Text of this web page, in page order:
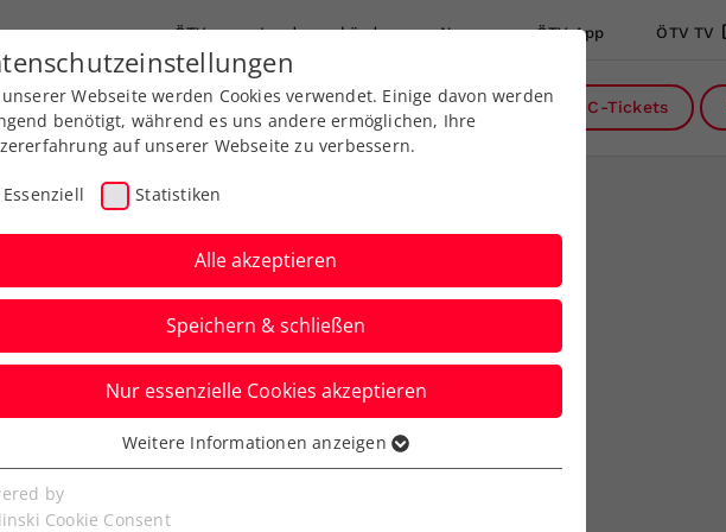
ÖTV Landesverbände News ÖTV App ÖTV TV
Ausbildungen Services Über uns DC-Tickets
in Paris
Webseite werden Cookies verwendet. Einige davon werden
benötigt, während es uns andere ermöglichen, Ihre
auf unserer Webseite zu verbessern.
Essenziell Statistiken
Alle akzeptieren
Speichern & schließen
Nur essenzielle Cookies akzeptieren
Cookies werden für grundlegende Funktionen der
benötigt. Dadurch ist gewährleistet, dass die Webseite
Weitere Informationen anzeigen
by
Cookie Consent